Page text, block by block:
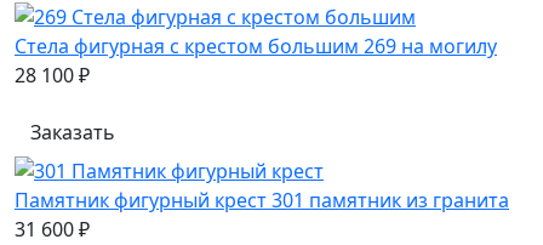
Стела фигурная с крестом большим 269 на могилу
28 100 ₽
Заказать
Памятник фигурный крест 301 памятник из гранита
31 600 ₽